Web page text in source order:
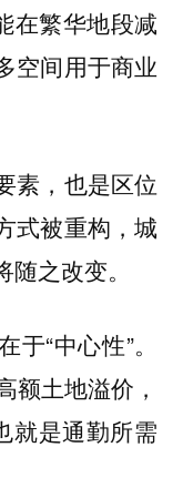
在繁华地段减
空间用于商业
素，也是区位
式被重构，城
之改变。
“中心性”。
额土地溢价，
就是通勤所需